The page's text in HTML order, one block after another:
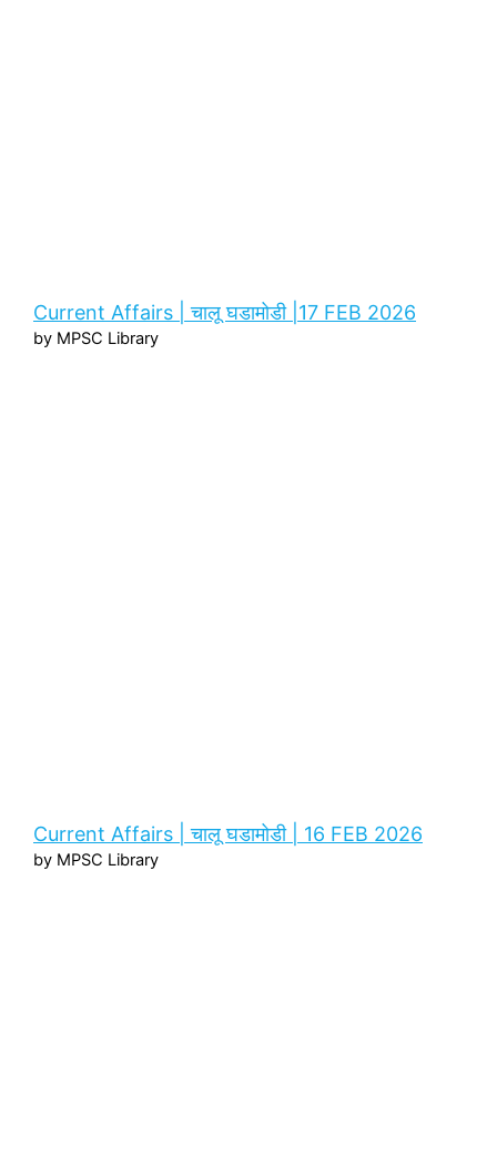
Current Affairs | चालू घडामोडी |17 FEB 2026
by MPSC Library
Current Affairs | चालू घडामोडी | 16 FEB 2026
by MPSC Library